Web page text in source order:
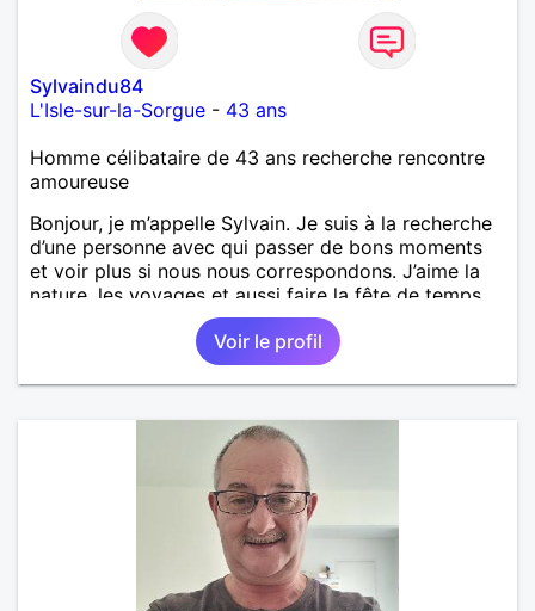
Sylvaindu84
L'Isle-sur-la-Sorgue - 43 ans
Homme célibataire de 43 ans recherche rencontre
amoureuse
Bonjour, je m’appelle Sylvain. Je suis à la recherche
d’une personne avec qui passer de bons moments
et voir plus si nous nous correspondons. J’aime la
nature, les voyages et aussi faire la fête de temps
en temps ;-)Je suis papa d’un petit garçon de 7 ans
dont je m’occupe en garde alternée. J’aime à peu
près tous les styles de musique. (Oui je suis pas
trop fan de Jul). Je fais du sport pour garder la
Voir le profil